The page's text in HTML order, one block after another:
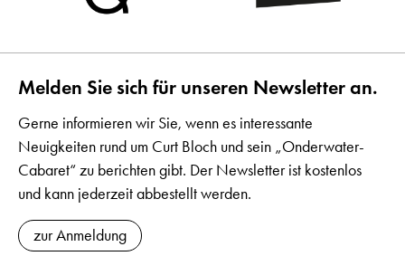
Melden Sie sich für unseren Newsletter an.
Gerne informieren wir Sie, wenn es interessante
Neuigkeiten rund um Curt Bloch und sein „Onderwater-
Cabaret“ zu berichten gibt. Der Newsletter ist kostenlos
und kann jederzeit abbestellt werden.
zur Anmeldung